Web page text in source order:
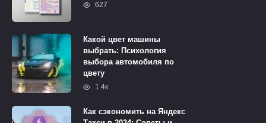
627
Какой цвет машины
выбрать: Психология
выбора автомобиля по
цвету
1.4к.
Как сэкономить на Яндекс